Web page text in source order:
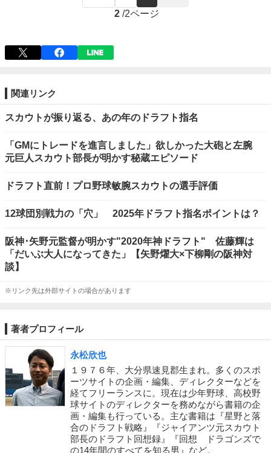
2 /2ページ
関連リンク
スカウトが振り返る、あの年のドラフト指名
「GMにトレードを進言しました」欲しかった大砲と左腕
元巨人スカウト部長が明かす秘蔵エピソード
ドラフト直前！プロ野球敏腕スカウトの選手評価
12球団別戦力の「穴」 2025年ドラフト指名ポイントは？
阪神･矢野元監督が明かす"2020年神ドラフト" 佐藤輝は
「だいぶ大人になってきた」【矢野燿大×下柳剛の阪神対
談】
※リンク先は外部サイトの場合があります
著者プロフィール
永松欣也
１９７６年、大分県速見郡生まれ。多くのスポ
ーツサイトの企画・編集、ディレクターなどを
経てフリーランスに。現在は少年野球、高校野
球サイトのディレクターを務めながら書籍の企
画・編集も行っている。主な書籍は『星野と落
合のドラフト戦略』『ジャイアンツ元スカウト
部長のドラフト回想録』『回想 ドラゴンズで
の14年間のすべてを知る男』など。